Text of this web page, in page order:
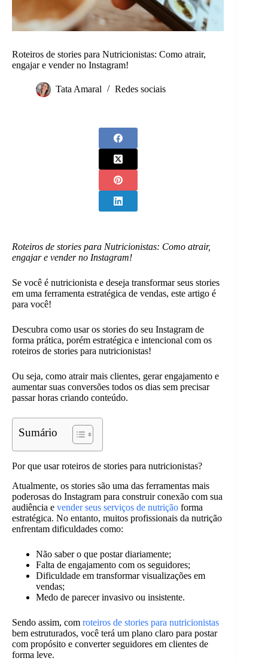
Roteiros de stories para Nutricionistas: Como atrair,
engajar e vender no Instagram!
Tata Amaral Redes sociais
Roteiros de stories para Nutricionistas: Como atrair,
engajar e vender no Instagram!
Se você é nutricionista e deseja transformar seus stories
em uma ferramenta estratégica de vendas, este artigo é
para você!
Descubra como usar os stories do seu Instagram de
forma prática, porém estratégica e intencional com os
roteiros de stories para nutricionistas!
Ou seja, como atrair mais clientes, gerar engajamento e
aumentar suas conversões todos os dias sem precisar
passar horas criando conteúdo.
Sumário
Por que usar roteiros de stories para nutricionistas?
Atualmente, os stories são uma das ferramentas mais
poderosas do Instagram para construir conexão com sua
audiência e vender seus serviços de nutrição forma
estratégica. No entanto, muitos profissionais da nutrição
enfrentam dificuldades como:
Não saber o que postar diariamente;
Falta de engajamento com os seguidores;
Dificuldade em transformar visualizações em
vendas;
Medo de parecer invasivo ou insistente.
Sendo assim, com roteiros de stories para nutricionistas
bem estruturados, você terá um plano claro para postar
com propósito e converter seguidores em clientes de
forma leve.